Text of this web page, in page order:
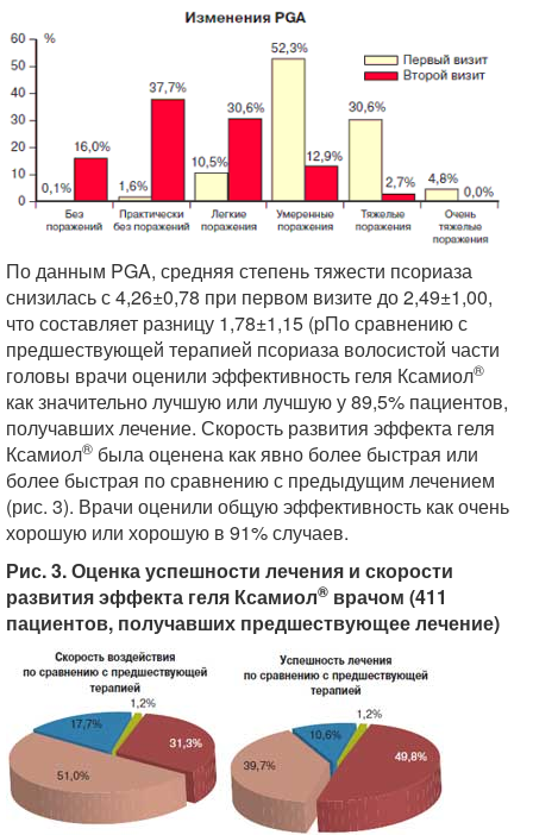
По данным PGA, средняя степень тяжести псориаза
снизилась с 4,26±0,78 при первом визите до 2,49±1,00,
что составляет разницу 1,78±1,15 (pПо сравнению с
предшествующей терапией псориаза волосистой части
головы врачи оценили эффективность геля Ксамиол®
как значительно лучшую или лучшую у 89,5% пациентов,
получавших лечение. Скорость развития эффекта геля
Ксамиол® была оценена как явно более быстрая или
более быстрая по сравнению с предыдущим лечением
(рис. 3). Врачи оценили общую эффективность как очень
хорошую или хорошую в 91% случаев.
Рис. 3. Оценка успешности лечения и скорости
развития эффекта геля Ксамиол® врачом (411
пациентов, получавших предшествующее лечение)